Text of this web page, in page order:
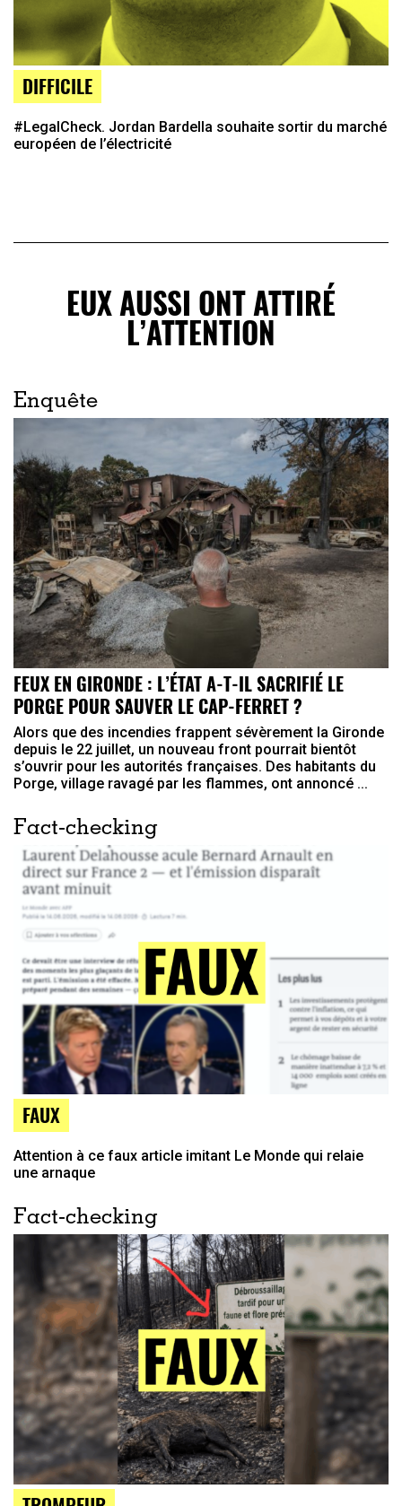
DIFFICILE
#LegalCheck. Jordan Bardella souhaite sortir du marché
européen de l’électricité
EUX AUSSI ONT ATTIRÉ
L’ATTENTION
Enquête
FEUX EN GIRONDE : L’ÉTAT A-T-IL SACRIFIÉ LE
PORGE POUR SAUVER LE CAP-FERRET ?
Alors que des incendies frappent sévèrement la Gironde
depuis le 22 juillet, un nouveau front pourrait bientôt
s’ouvrir pour les autorités françaises. Des habitants du
Porge, village ravagé par les flammes, ont annoncé ...
Fact-checking
FAUX
Attention à ce faux article imitant Le Monde qui relaie
une arnaque
Fact-checking